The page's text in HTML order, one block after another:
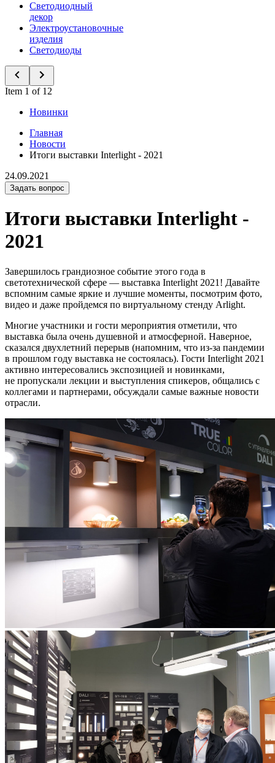
Светодиодный
декор
Электроустановочные
изделия
Светодиоды
Item 1 of 12
Новинки
Главная
Новости
Итоги выставки Interlight - 2021
24.09.2021
Задать вопрос
Итоги выставки Interlight -
2021
Завершилось грандиозное событие этого года в
светотехнической сфере — выставка Interlight 2021! Давайте
вспомним самые яркие и лучшие моменты, посмотрим фото,
видео и даже пройдемся по виртуальному стенду Arlight.
Многие участники и гости мероприятия отметили, что
выставка была очень душевной и атмосферной. Наверное,
сказался двухлетний перерыв (напомним, что из-за пандемии
в прошлом году выставка не состоялась). Гости Interlight 2021
активно интересовались экспозицией и новинками,
не пропускали лекции и выступления спикеров, общались с
коллегами и партнерами, обсуждали самые важные новости
отрасли.